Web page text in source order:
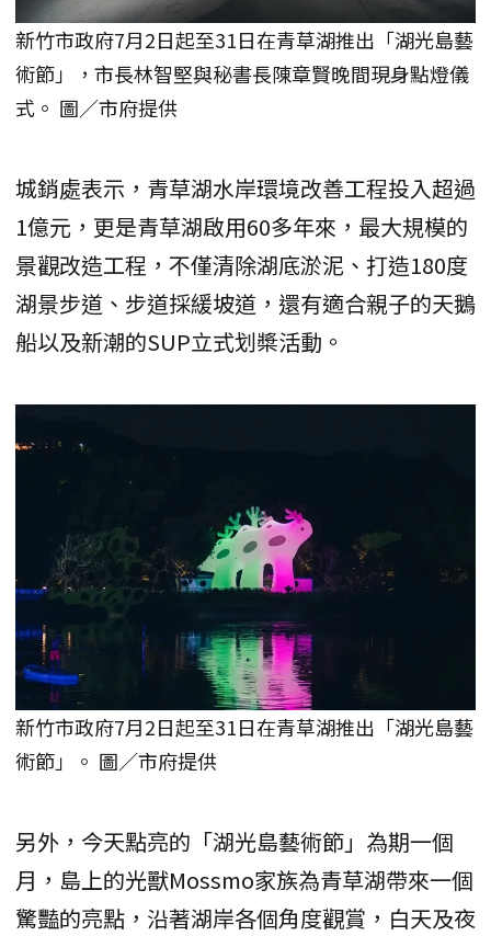
新竹市政府7月2日起至31日在青草湖推出「湖光島藝
術節」，市長林智堅與秘書長陳章賢晚間現身點燈儀
式。 圖／市府提供
城銷處表示，青草湖水岸環境改善工程投入超過
1億元，更是青草湖啟用60多年來，最大規模的
景觀改造工程，不僅清除湖底淤泥、打造180度
湖景步道、步道採緩坡道，還有適合親子的天鵝
船以及新潮的SUP立式划槳活動。
新竹市政府7月2日起至31日在青草湖推出「湖光島藝
術節」。 圖／市府提供
另外，今天點亮的「湖光島藝術節」為期一個
月，島上的光獸Mossmo家族為青草湖帶來一個
驚豔的亮點，沿著湖岸各個角度觀賞，白天及夜